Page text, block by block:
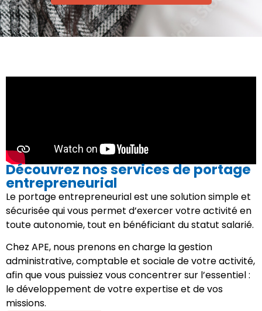
Découvrez nos services de portage
entrepreneurial
Le portage entrepreneurial est une solution simple et
sécurisée qui vous permet d’exercer votre activité en
toute autonomie, tout en bénéficiant du statut salarié.
Chez APE, nous prenons en charge la gestion
administrative, comptable et sociale de votre activité,
afin que vous puissiez vous concentrer sur l’essentiel :
le développement de votre expertise et de vos
missions.